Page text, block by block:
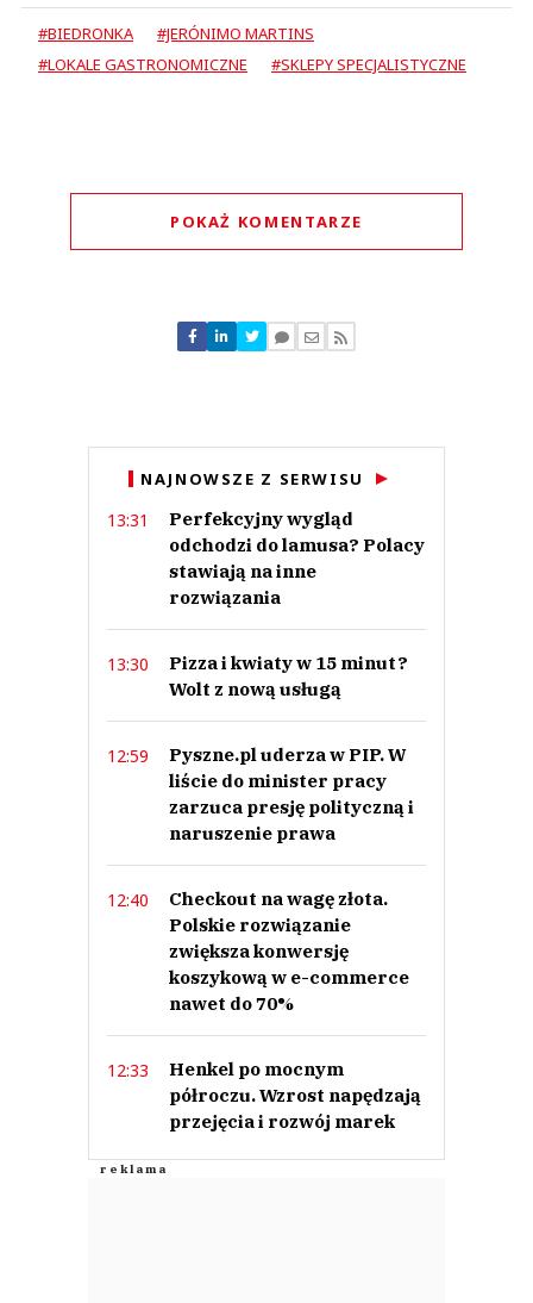
#BIEDRONKA
#JERÓNIMO MARTINS
#LOKALE GASTRONOMICZNE
#SKLEPY SPECJALISTYCZNE
POKAŻ KOMENTARZE
Nie znaleziono komentarzy
Zostaw swoje komentarze
NAJNOWSZE Z SERWISU
13:31
Perfekcyjny wygląd
odchodzi do lamusa? Polacy
stawiają na inne
rozwiązania
13:30
Pizza i kwiaty w 15 minut?
Wolt z nową usługą
12:59
Pyszne.pl uderza w PIP. W
liście do minister pracy
zarzuca presję polityczną i
naruszenie prawa
12:40
Checkout na wagę złota.
Polskie rozwiązanie
zwiększa konwersję
koszykową w e-commerce
nawet do 70%
12:33
Henkel po mocnym
półroczu. Wzrost napędzają
przejęcia i rozwój marek